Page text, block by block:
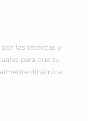
las técnicas y
para que tu
dinámica,